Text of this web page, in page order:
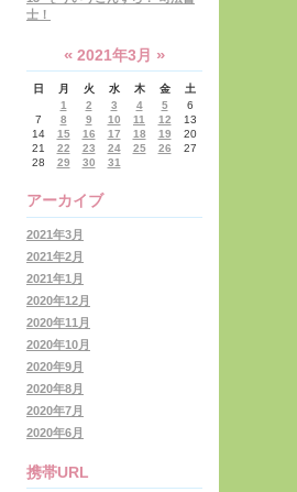
士！
« 2021年3月 »
日 月 火 水 木 金
土
1
2 3 4 5
6
7
8 9 10 11 12
13
14
15 16 17 18 19
20
21
22 23 24 25 26
27
28
29 30 31
アーカイブ
2021年3月
2021年2月
2021年1月
2020年12月
2020年11月
2020年10月
2020年9月
2020年8月
2020年7月
2020年6月
携帯URL